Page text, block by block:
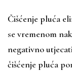
Čišćenje pluća
se vremenom
negativno
čišćenje pluća